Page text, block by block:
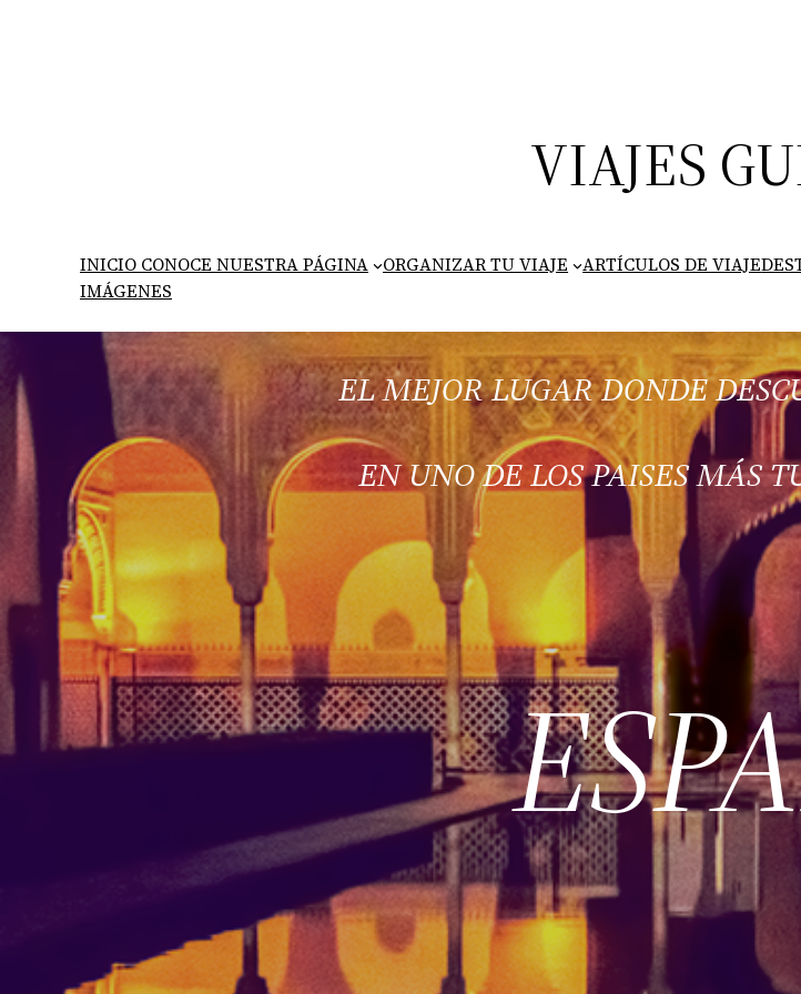
VIAJES
INICIO CONOCE NUESTRA PÁGINA ORGANIZAR TU VIAJE ARTÍCULOS DE VIAJE
IMÁGENES
EL MEJOR LUGAR DONDE
EN UNO DE LOS PAISES MÁS